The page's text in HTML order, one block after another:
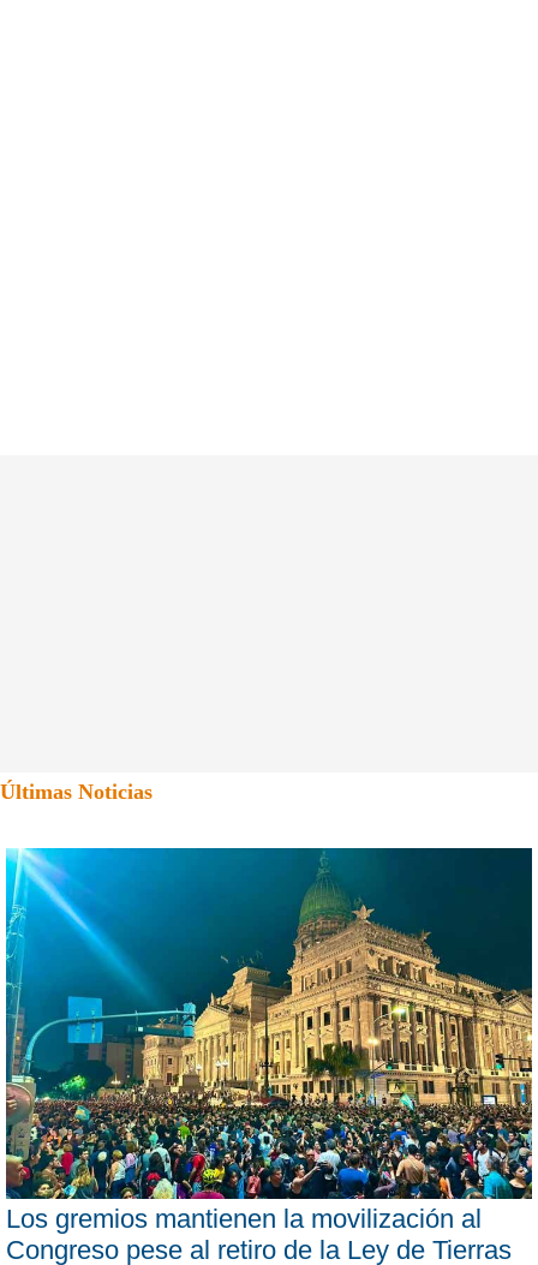
Últimas Noticias
Los gremios mantienen la movilización al
Congreso pese al retiro de la Ley de Tierras